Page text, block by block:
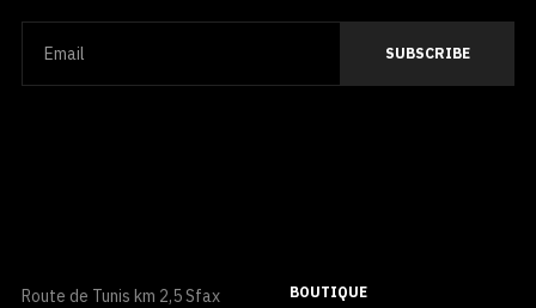
Route de Tunis km 2,5 Sfax
BOUTIQUE